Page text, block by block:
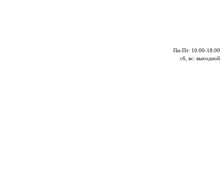
Пн-Пт: 10:00-18:00
сб, вс: выходной